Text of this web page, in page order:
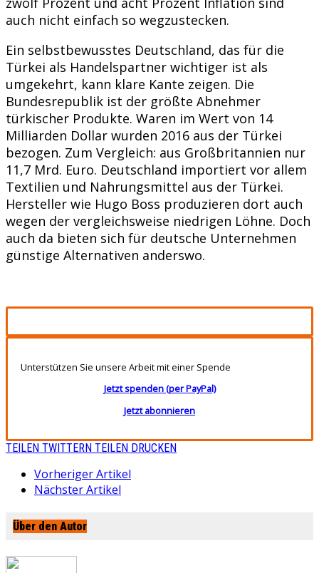
auch nicht einfach so wegzustecken.
Ein selbstbewusstes Deutschland, das für die
Türkei als Handelspartner wichtiger ist als
umgekehrt, kann klare Kante zeigen. Die
Bundesrepublik ist der größte Abnehmer
türkischer Produkte. Waren im Wert von 14
Milliarden Dollar wurden 2016 aus der Türkei
bezogen. Zum Vergleich: aus Großbritannien nur
11,7 Mrd. Euro. Deutschland importiert vor allem
Textilien und Nahrungsmittel aus der Türkei.
Hersteller wie Hugo Boss produzieren dort auch
wegen der vergleichsweise niedrigen Löhne. Doch
auch da bieten sich für deutsche Unternehmen
günstige Alternativen anderswo.
Unterstützen Sie unsere Arbeit mit einer Spende
Jetzt spenden (per PayPal)
Jetzt abonnieren
TEILEN TWITTERN TEILEN DRUCKEN
Vorheriger Artikel
Nächster Artikel
Über den Autor